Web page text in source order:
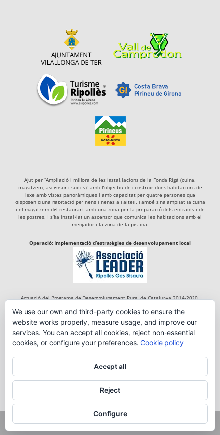
Ajut per “Ampliació i millora de les instal.lacions de la Fonda Rigà (cuina,
magatzem, ascensor i suites)” amb l’objectiu de construir dues habitacions de
luxe amb vistes panoràmiques i amb capacitat per quatre persones que
disposen d’una habitació per nens i nenes a l’altell. També s’ha ampliat la cuina
i el magatzem del restaurant amb una zona per la preparació dels entrants i de
les postres. I s’ha instal•lat un ascensor que comunica les habitacions amb el
menjador i la zona de la piscina.
Operació: Implementació d’estratègies de desenvolupament local
Actuació del Programa de Desenvolupament Rural de Catalunya 2014-2020,
Copyright 2018 FONDA RIGÀ DE TREGURÀ | By:em_tdc
We use our own and third-party cookies to ensure the
website works properly, measure usage, and improve our
services. You can accept all cookies, reject non-essential
cookies, or configure your preferences. Cookie policy
Accept all
Reject
Configure